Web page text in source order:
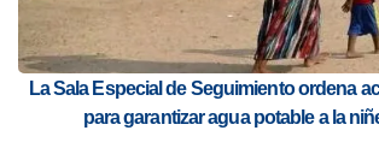
La Sala Especial de Seguimiento ordena
para garantizar agua potable a la